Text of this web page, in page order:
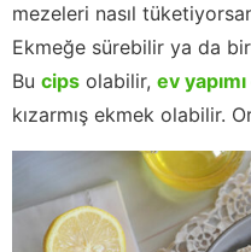
mezeleri nasıl
Ekmeğe sürebilir ya da
Bu cips olabilir, ev
kızarmış ekmek olabilir.